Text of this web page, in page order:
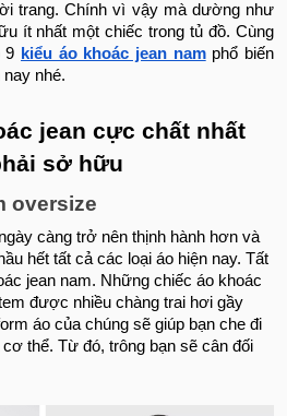
trang. Chính vì vậy mà dường như
ít nhất một chiếc trong tủ đồ. Cùng
9 kiểu áo khoác jean namphổ biến
nhé.
jean cực chất nhất
sở hữu
oversize
càng trở nên thịnh hành hơn và
hết tất cả các loại áo hiện nay. Tất
jean nam. Những chiếc áo khoác
được nhiều chàng trai hơi gầy
áo của chúng sẽ giúp bạn che đi
thể. Từ đó, trông bạn sẽ cân đối